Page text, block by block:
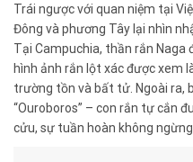
Trái ngược với quan niệm tại
Đông và phương Tây lại nhìn
Tại Campuchia, thần rắn Naga
hình ảnh rắn lột xác được xem
trường tồn và bất tử. Ngoài ra,
“Ouroboros” – con rắn tự cắn
cửu, sự tuần hoàn không